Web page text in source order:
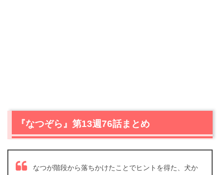
『なつぞら』第13週76話まとめ
なつが階段から落ちかけたことでヒントを得た、犬か